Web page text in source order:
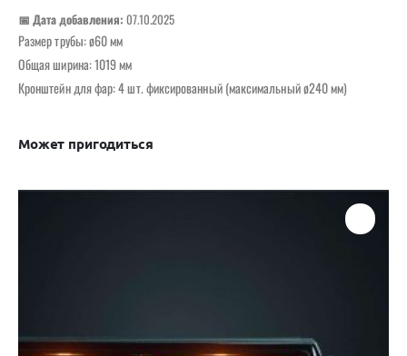
📅 Дата добавления: 07.10.2025
Размер трубы: ø60 мм
Общая ширина: 1019 мм
Кронштейн для фар: 4 шт. фиксированный (максимальный ø240 мм)
Может пригодиться